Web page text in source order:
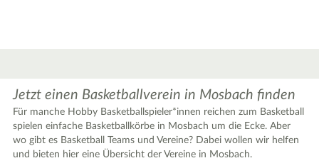
4
5
7
Jetzt einen Basketballverein in Mosbach finden
Für manche Hobby Basketballspieler*innen reichen zum Basketball
spielen einfache Basketballkörbe in Mosbach um die Ecke. Aber
wo gibt es Basketball Teams und Vereine? Dabei wollen wir helfen
und bieten hier eine Übersicht der Vereine in Mosbach.